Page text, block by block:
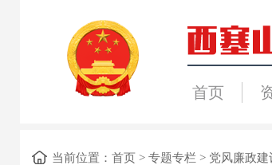
首页
当前位置： 首页> 专题专栏 > 党风廉政建